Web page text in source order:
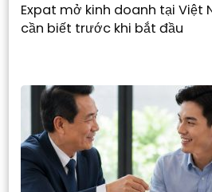
Expat mở kinh doanh tại Việt
cần biết trước khi bắt đầu